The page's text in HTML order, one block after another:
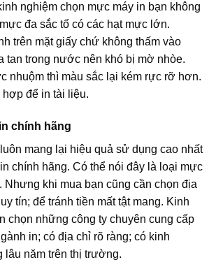
nghiệm chọn mực máy in bạn không
đa sắc tố có các hạt mực lớn.
trên mặt giấy chứ không thấm vào
tan trong nước nên khó bị mờ nhòe.
nhuộm thì màu sắc lại kém rực rỡ hơn.
để in tài liệu.
chính hãng
mang lại hiệu quả sử dụng cao nhất
chính hãng. Có thể nói đây là loại mực
Nhưng khi mua bạn cũng cần chọn địa
tín; để tránh tiền mất tật mang. Kinh
chọn những công ty chuyên cung cấp
in; có địa chỉ rõ ràng; có kinh
lâu năm trên thị trường.